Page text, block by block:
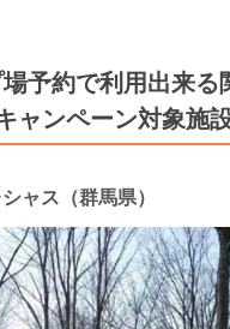
予約で利用出来る
ャンペーン対象施
ャス（群馬県）